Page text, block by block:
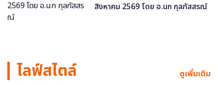
สิงหาคม 2569 โดย อ.นก กุลภัสสรณ์
ไลฟ์สไตล์ ดูเพิ่มเติม